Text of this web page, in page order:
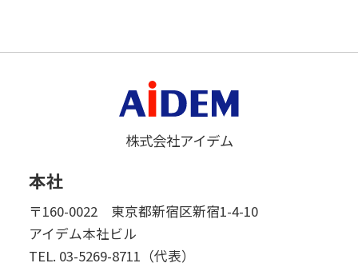
株式会社アイデム
本社
〒160-0022 東京都新宿区新宿1-4-10
アイデム本社ビル
TEL. 03-5269-8711（代表）